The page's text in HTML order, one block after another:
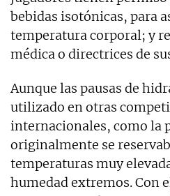
bebidas isotónicas, para
temperatura corporal; y
médica o directrices de
Aunque las pausas de
utilizado en otras
internacionales, como la
originalmente se
temperaturas muy
humedad extremos. Con